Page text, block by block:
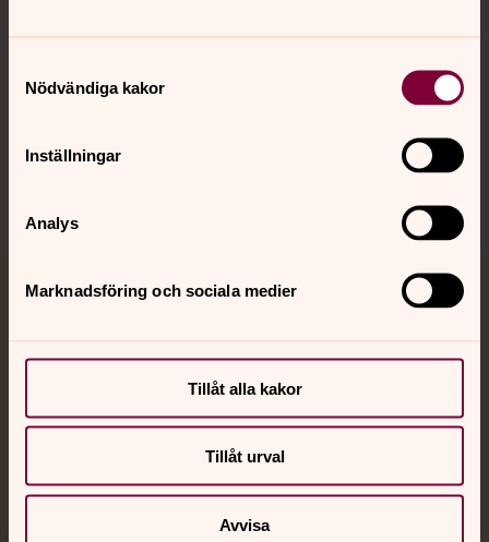
Nödvändiga kakor
Inställningar
Analys
Marknadsföring och sociala medier
Tillåt alla kakor
Tillåt urval
Avvisa
Jourhavande präst
Akut samtals- och krisstöd. Prata eller chatta anonymt
med en präst på kvällar och nätter.
Telefon 112